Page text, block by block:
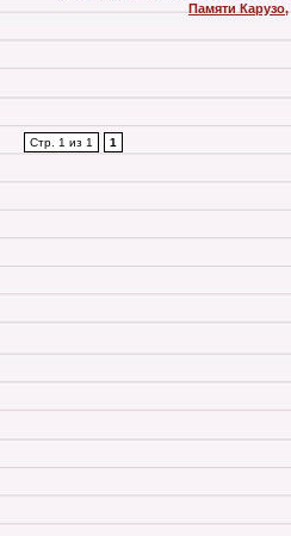
Памяти Карузо,
Стр. 1 из 1 1